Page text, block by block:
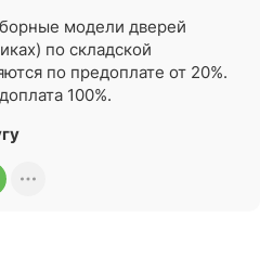
модели дверей
по складской
по предоплате от 20%.
100%.